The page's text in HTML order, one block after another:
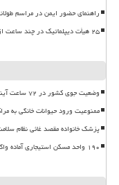
راهنمای حضور ایمن در مراسم
۲۵ هیأت دیپلماتیک در چند ساعت از راه فرودگاه مهرآباد پذیرش شدند
وضعیت جوی کشور در ۷۲ ساعت آینده موج بارندگی های تابستانه در راه ۱۱ استان
ممنوعیت ورود حیوانات خانگی به
پزشک خانواده مقصد غائی نظام
۱۹۰ واحد مسکن استیجاری آماده واگذاری به زوج های جوان است